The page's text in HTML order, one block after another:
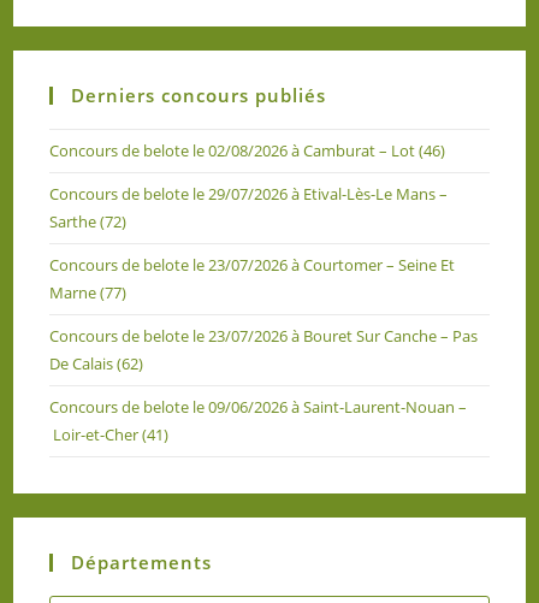
Derniers concours publiés
Concours de belote le 02/08/2026 à Camburat – Lot (46)
Concours de belote le 29/07/2026 à Etival-Lès-Le Mans –
Sarthe (72)
Concours de belote le 23/07/2026 à Courtomer – Seine Et
Marne (77)
Concours de belote le 23/07/2026 à Bouret Sur Canche – Pas
De Calais (62)
Concours de belote le 09/06/2026 à Saint-Laurent-Nouan –
Loir-et-Cher (41)
Départements